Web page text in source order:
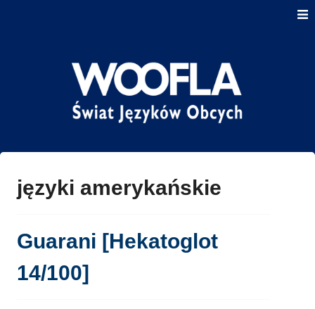
Woofla Świat Języków
Obcych
języki amerykańskie
Guarani [Hekatoglot
14/100]